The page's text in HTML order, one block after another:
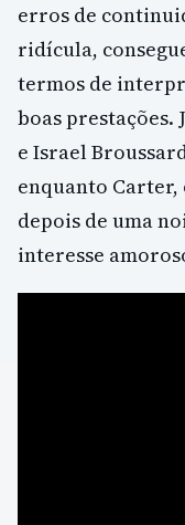
erros de
ridícula,
termos de
boas prestações.
e Israel
enquanto Carter,
depois de uma
interesse